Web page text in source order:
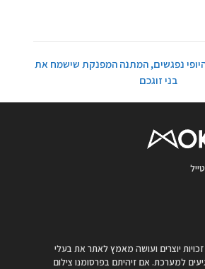
נפגשים, המתנה המפנקת שישמח את
בני זוגכם
זכויות יוצרים ועושה מאמץ לאתר את בעלי
למערכת. אם זיהיתם בפרסומנו צילום